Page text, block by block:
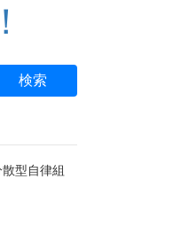
型自律組